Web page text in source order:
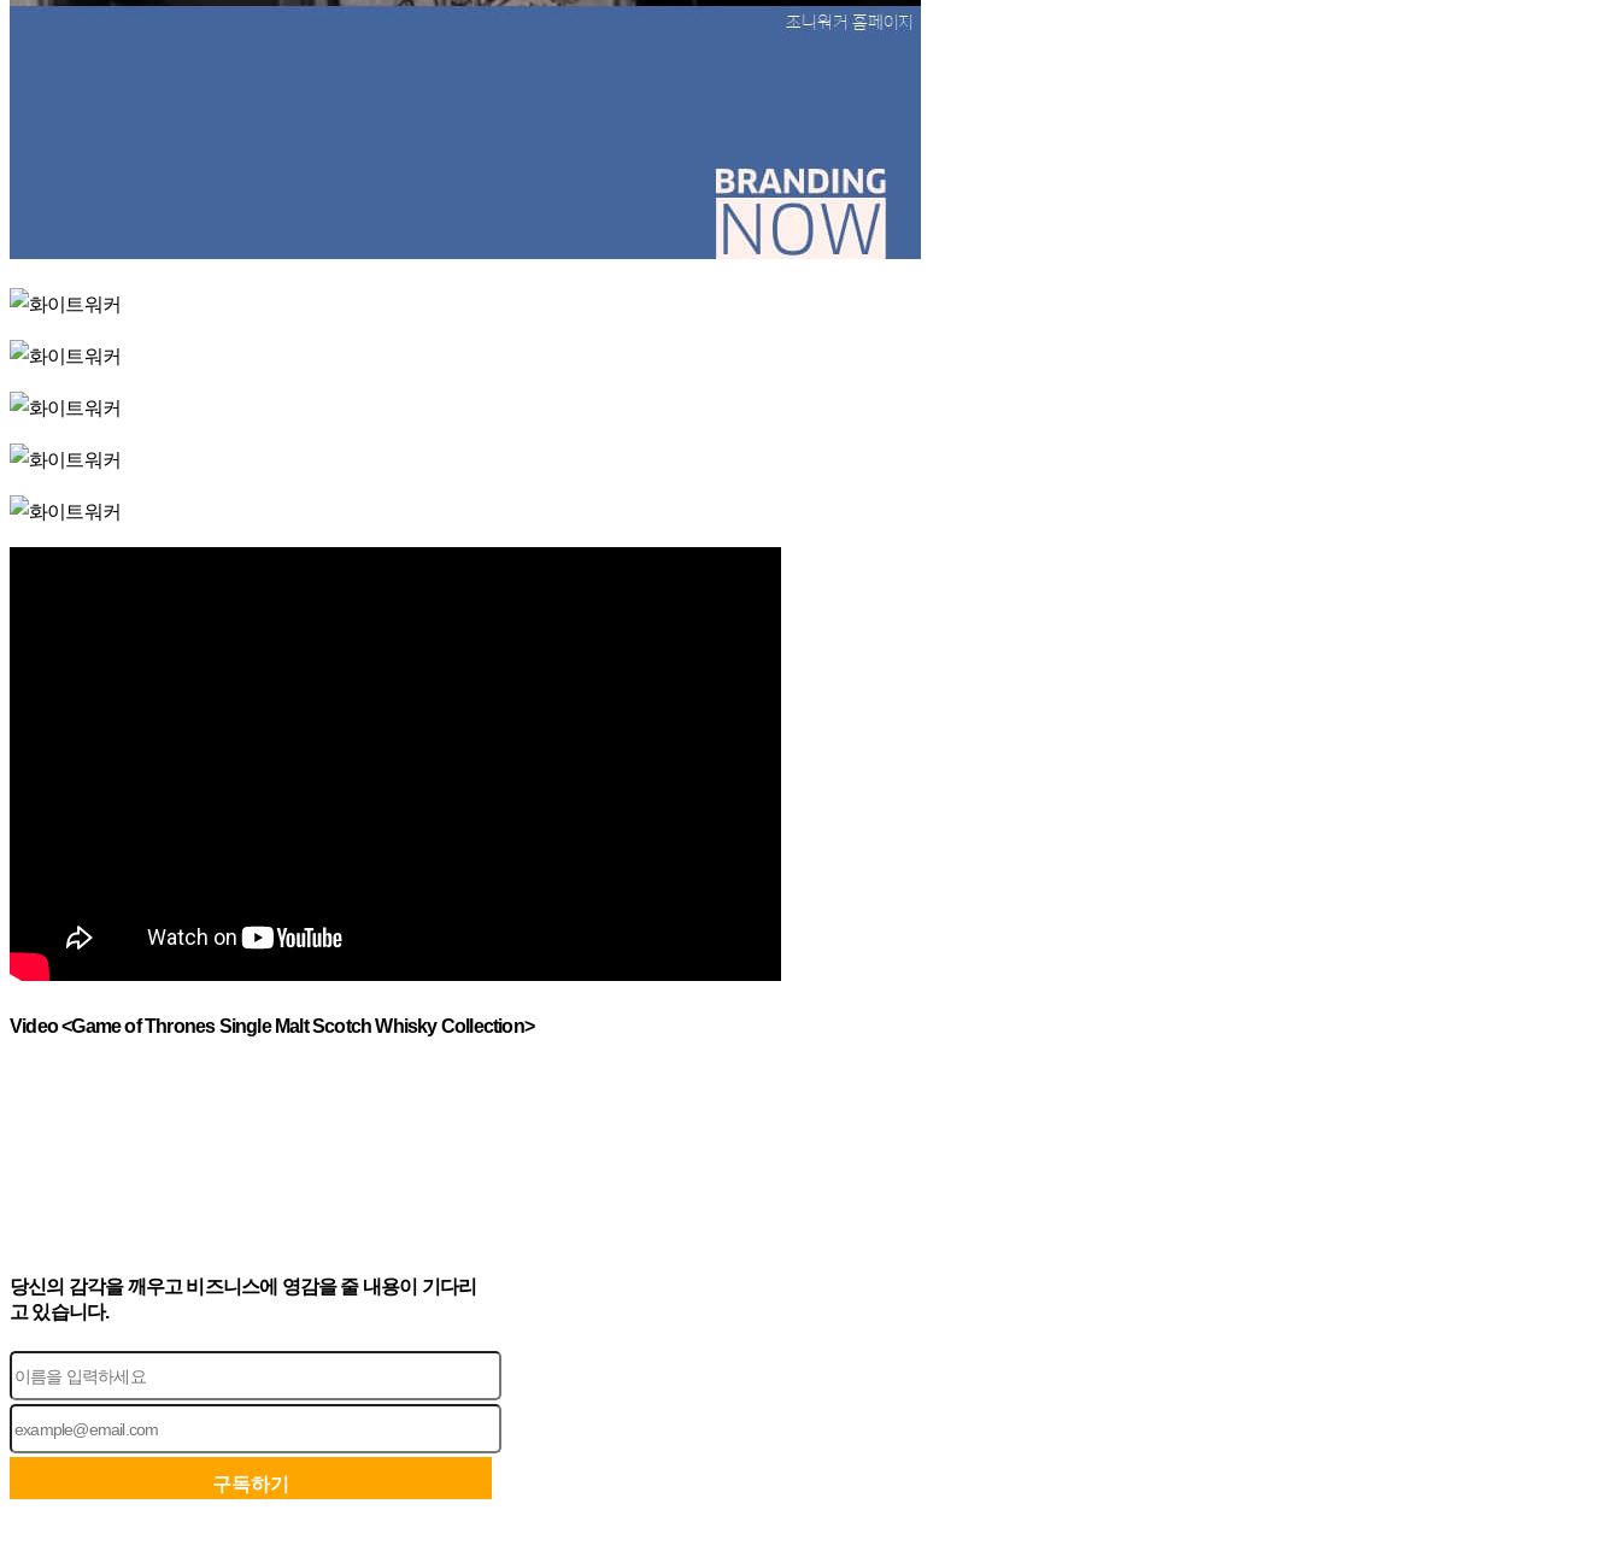
Video <Game of Thrones Single Malt Scotch Whisky Collection>
당신의 감각을 깨우고 비즈니스에 영감을 줄 내용이 기다리
고 있습니다.